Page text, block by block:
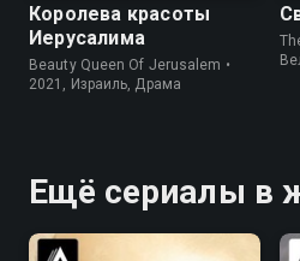
Королева красоты
Иерусалима
Beauty Queen Of Jerusalem •
2021, Израиль, Драма
Ещё сериалы в